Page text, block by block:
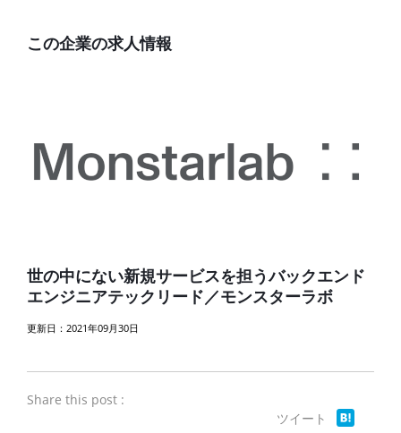
この企業の求人情報
世の中にない新規サービスを担うバックエンド
エンジニアテックリード／モンスターラボ
更新日：2021年09月30日
Share this post :
ツイート